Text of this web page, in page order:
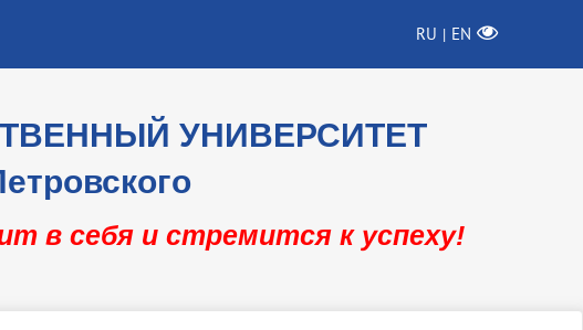
RU | EN
УНИВЕРСИТЕТ
в себя и стремится к успеху!